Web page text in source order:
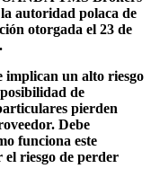
autoridad polaca de
otorgada el 23 de
implican un alto riesgo
de
pierden
Debe
funciona este
riesgo de perder